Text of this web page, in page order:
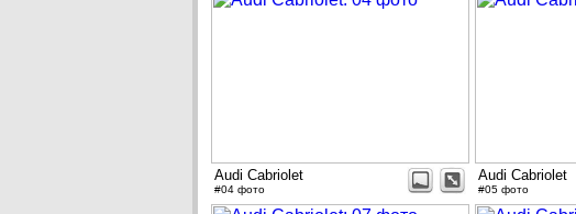
Audi Cabriolet
#04 фото
Audi Cabriolet
#05 фото